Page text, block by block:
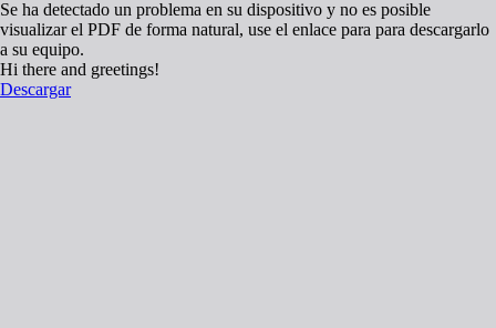
Se ha detectado un problema en su dispositivo y no es posible
visualizar el PDF de forma natural, use el enlace para para descargarlo
a su equipo.
Hi there and greetings!
Descargar